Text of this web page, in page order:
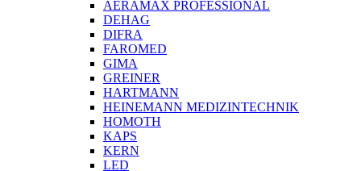
AERAMAX PROFESSIONAL
DEHAG
DIFRA
FAROMED
GIMA
GREINER
HARTMANN
HEINEMANN MEDIZINTECHNIK
HOMOTH
KAPS
KERN
LED